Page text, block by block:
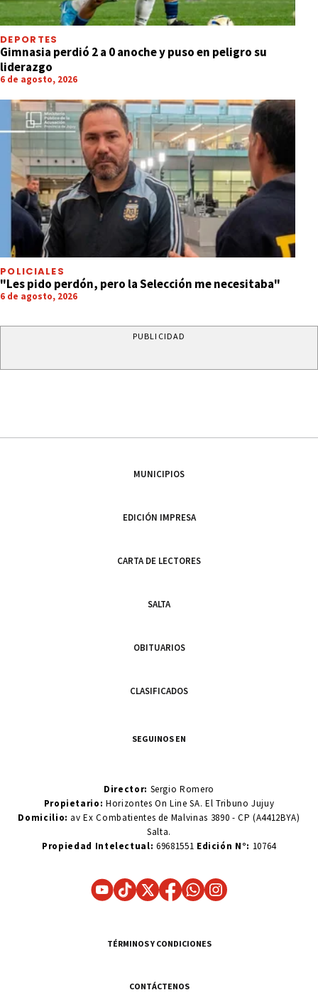
DEPORTES
Gimnasia perdió 2 a 0 anoche y puso en peligro su
liderazgo
6 de agosto, 2026
POLICIALES
"Les pido perdón, pero la Selección me necesitaba"
6 de agosto, 2026
PUBLICIDAD
MUNICIPIOS
EDICIÓN IMPRESA
CARTA DE LECTORES
SALTA
OBITUARIOS
CLASIFICADOS
SEGUINOS EN
Director: Sergio Romero
Propietario:Horizontes On Line SA. El Tribuno Jujuy
Domicilio: av Ex Combatientes de Malvinas 3890 - CP (A4412BYA)
Salta.
Propiedad Intelectual: 69681551 Edición N°: 10764
TÉRMINOS Y CONDICIONES
CONTÁCTENOS